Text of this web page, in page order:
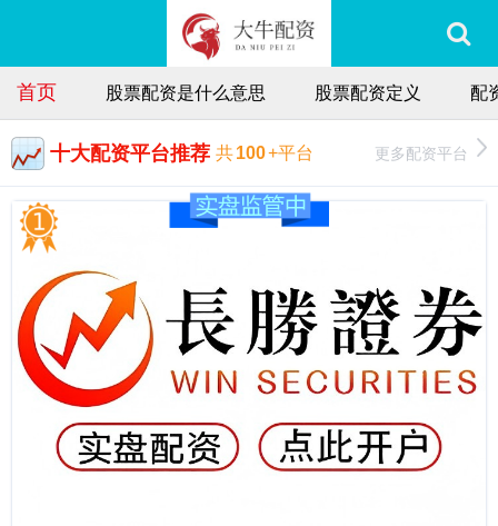
首页 股票配资是什么意思 股票配资定义 配
十大配资平台推荐 共100+平台 更多配资平台